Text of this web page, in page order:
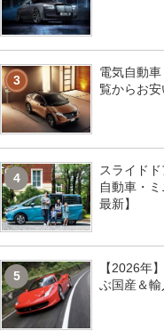
3
電気自動
覧からお
4
スライド
自動車・
最新】
5
【2026年
ぶ国産＆